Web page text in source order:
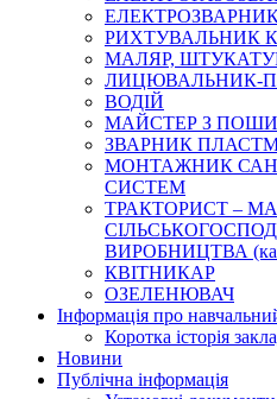
РИХТУВАЛЬНИК
МАЛЯР,
ЛИЦЮВАЛЬНИК-
ВОДІЙ
МАЙСТЕР З
ЗВАРНИК
МОНТАЖНИК
СИСТЕМ
ТРАКТОРИСТ –
ВИРОБНИЦТВА
КВІТНИКАР
ОЗЕЛЕНЮВАЧ
Інформація про
Коротка історія
Новини
Публічна інформація